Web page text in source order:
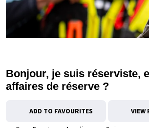
Bonjour, je suis réserviste,
affaires de réserve ?
ADD TO FAVOURITES VIEW